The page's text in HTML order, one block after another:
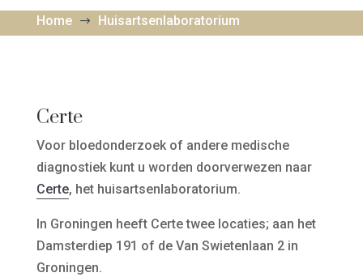
Home $ Huisartsenlaboratorium
Certe
Voor bloedonderzoek of andere medische
diagnostiek kunt u worden doorverwezen naar
Certe, het huisartsenlaboratorium.
In Groningen heeft Certe twee locaties; aan het
Damsterdiep 191 of de Van Swietenlaan 2 in
Groningen.